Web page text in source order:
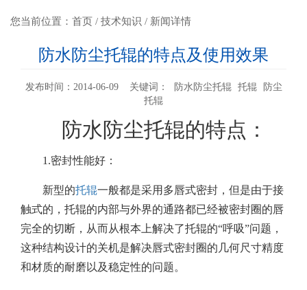
您当前位置： 首页 / 技术知识 / 新闻详情
防水防尘托辊的特点及使用效果
发布时间：2014-06-09 关键词： 防水防尘托辊 托辊
防尘
托辊
防水防尘托辊的特点：
1.密封性能好：
新型的托辊一般都是采用多唇式密封，但是由于接
触式的，托辊的内部与外界的通路都已经被密封圈的唇
完全的切断，从而从根本上解决了托辊的“呼吸”问题，
这种结构设计的关机是解决唇式密封圈的几何尺寸精度
和材质的耐磨以及稳定性的问题。